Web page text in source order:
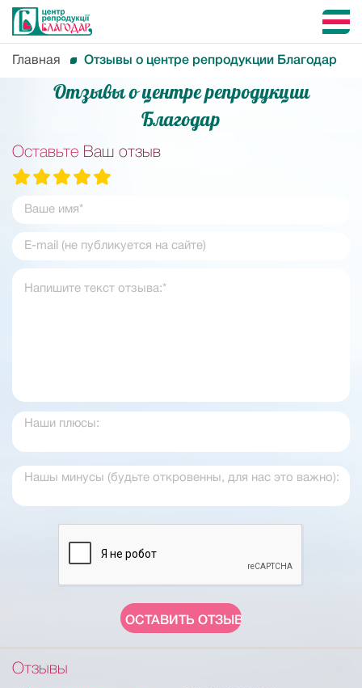
Главная Отзывы о центре репродукции Благодар
Отзывы о центре репродукции
Благодар
Оставьте Ваш отзыв
Отзывы